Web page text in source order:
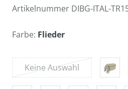
Artikelnummer DIBG-ITAL-
Farbe: Flieder
Keine Auswahl